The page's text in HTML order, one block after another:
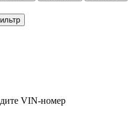
VIN-номер